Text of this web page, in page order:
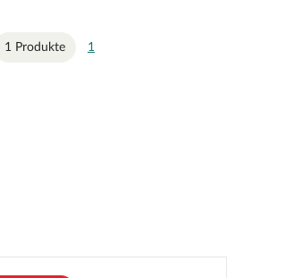
1 Produkte 1